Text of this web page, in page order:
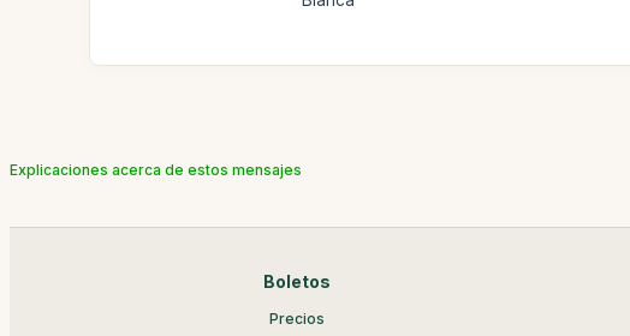
Explicaciones acerca de estos mensajes
Boletos
Precios